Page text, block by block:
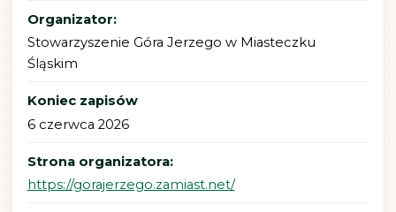
Organizator:
Stowarzyszenie Góra Jerzego w Miasteczku
Śląskim
Koniec zapisów
6 czerwca 2026
Strona organizatora:
https://gorajerzego.zamiast.net/